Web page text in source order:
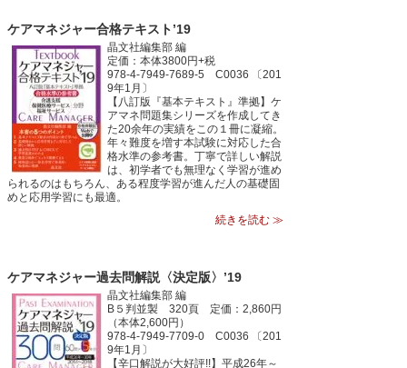
ケアマネジャー合格テキスト’19
晶文社編集部 編
定価：本体3800円+税
978-4-7949-7689-5 C0036 〔201
9年1月〕
【八訂版『基本テキスト』準拠】ケ
アマネ問題集シリーズを作成してき
た20余年の実績をこの１冊に凝縮。
年々難度を増す本試験に対応した合
格水準の参考書。丁寧で詳しい解説
は、初学者でも無理なく学習が進め
られるのはもちろん、ある程度学習が進んだ人の基礎固
めと応用学習にも最適。
続きを読む ≫
ケアマネジャー過去問解説〈決定版〉’19
晶文社編集部 編
B５判並製 320頁 定価：2,860円
（本体2,600円）
978-4-7949-7709-0 C0036 〔201
9年1月〕
【辛口解説が大好評!!】平成26年～